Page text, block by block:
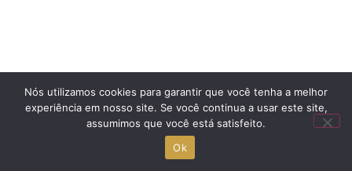
Nós utilizamos cookies para garantir que você tenha a melhor
experiência em nosso site. Se você continua a usar este site,
assumimos que você está satisfeito.
Ok